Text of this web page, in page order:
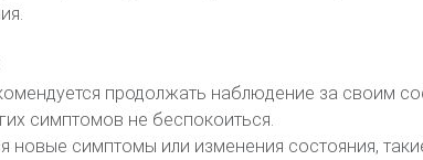
продолжать наблюдение за своим
симптомов не беспокоиться.
новые симптомы или изменения состояния,